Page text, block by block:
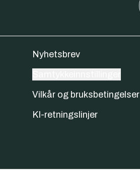
Nyhetsbrev
Vilkår og bruksbetingelser
KI-retningslinjer